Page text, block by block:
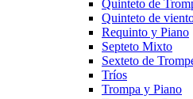
Quinteto de
Quinteto de
Requinto y Piano
Septeto Mixto
Sexteto de
Tríos
Trompa y Piano